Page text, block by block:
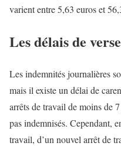
varient entre 5,63 euros et
Les délais de
Les indemnités journalières
mais il existe un délai de
arrêts de travail de moins de
pas indemnisés. Cependant,
travail, d’un nouvel arrêt de